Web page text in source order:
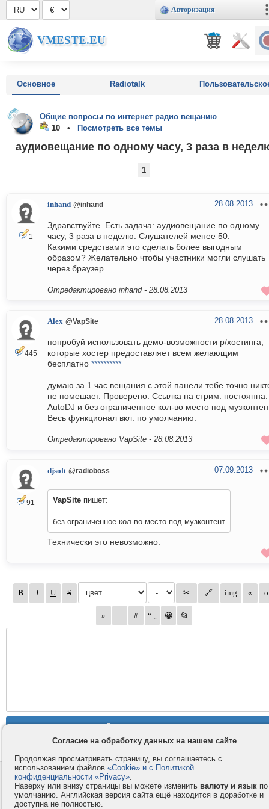
Авторизация
VMESTE.EU
Основное Radiotalk
Общие вопросы по интернет радио вещанию
10 •
Посмотреть все темы
аудиовещание по одному часу, 3 раза в
1
1
inhand @inhand 28.08.2013
Здравствуйте. Есть задача: аудиовещание по одному
часу, 3 раза в неделю. Слушателей менее 50.
Какими средствами это сделать более выгодным
образом? Желательно чтобы участники могли слушать
через браузер
Отредактировано inhand - 28.08.2013
445
Alex @VapSite 28.08.2013
попробуй использовать демо-возможности р/хостинга,
которые хостер предоставляет всем желающим
бесплатно **********
думаю за 1 час вещания с этой панели тебе точно
не помешает. Проверено. Ссылка на стрим. постоянна.
AutoDJ и без ограниченное кол-во место под
Весь функционал вкл. по умолчанию.
Отредактировано VapSite - 28.08.2013
91
djsoft @radioboss 07.09.2013
VapSite пишет:
без ограниченное кол-во место под музконтент
Технически это невозможно.
Контакты
Компания
Правила и условия
Услуги
Согласие на обработку данных на нашем сайте
Продолжая просматривать страницу, вы соглашаетесь с
использованием файлов «Cookie» и с Политикой
конфиденциальности «Privacy».
Наверху или внизу страницы вы можете изменить валюту и язык по
умолчанию. Английская версия сайта ещё находится в доработке и
доступна не полностью.